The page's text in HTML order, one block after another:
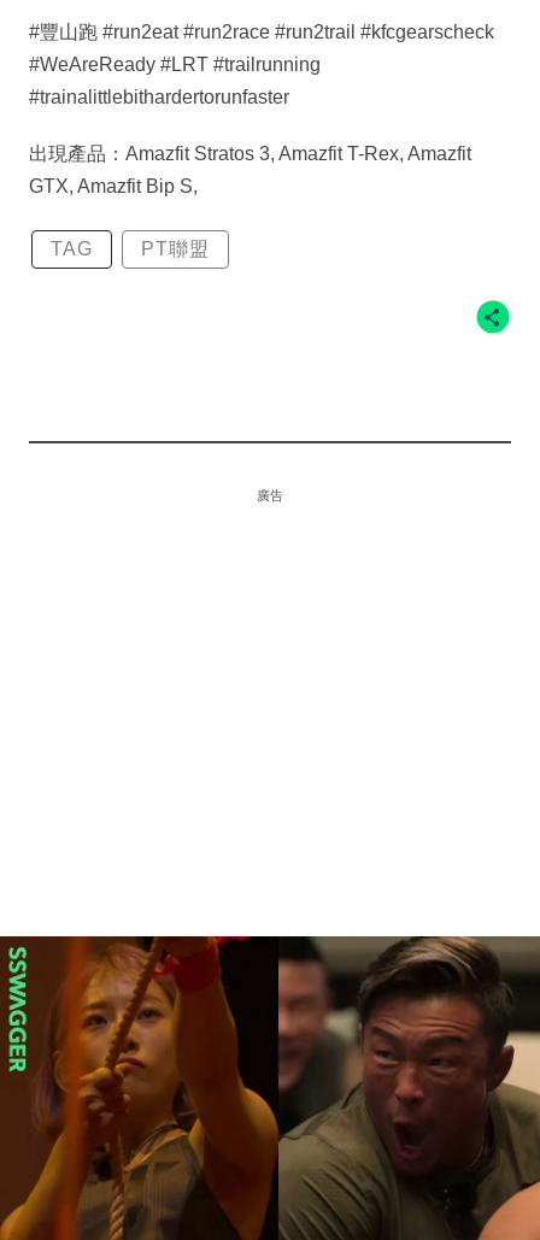
#豐山跑 #run2eat #run2race #run2trail #kfcgearscheck
#WeAreReady #LRT #trailrunning
#trainalittlebithardertorunfaster
出現產品：Amazfit Stratos 3, Amazfit T-Rex, Amazfit
GTX, Amazfit Bip S,
TAG PT聯盟
廣告